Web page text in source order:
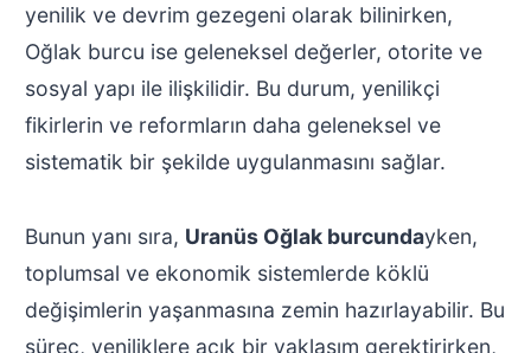
yenilik ve devrim gezegeni olarak bilinirken,
Oğlak burcu ise geleneksel değerler, otorite ve
sosyal yapı ile ilişkilidir. Bu durum, yenilikçi
fikirlerin ve reformların daha geleneksel ve
sistematik bir şekilde uygulanmasını sağlar.
Bunun yanı sıra, Uranüs Oğlak burcundayken,
toplumsal ve ekonomik sistemlerde köklü
değişimlerin yaşanmasına zemin hazırlayabilir. Bu
süreç, yeniliklere açık bir yaklaşım gerektirirken,